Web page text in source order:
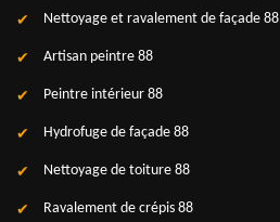
Nettoyage et ravalement de façade 88
Artisan peintre 88
Peintre intérieur 88
Hydrofuge de façade 88
Nettoyage de toiture 88
Ravalement de crépis 88